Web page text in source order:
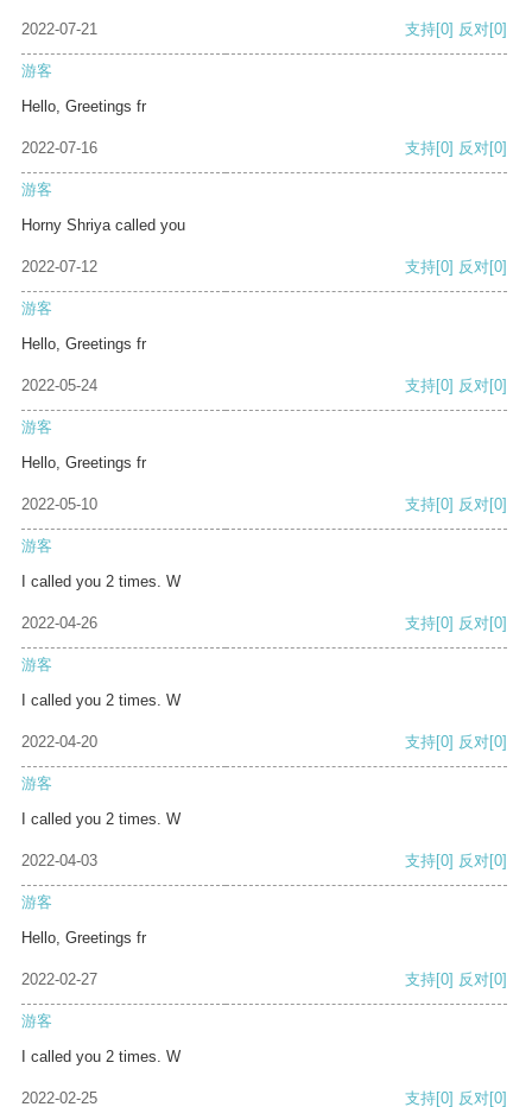
2022-07-21 支持[0] 反对[0]
游客
Hello, Greetings fr
2022-07-16 支持[0] 反对[0]
游客
Horny Shriya called you
2022-07-12 支持[0] 反对[0]
游客
Hello, Greetings fr
2022-05-24 支持[0] 反对[0]
游客
Hello, Greetings fr
2022-05-10 支持[0] 反对[0]
游客
I called you 2 times. W
2022-04-26 支持[0] 反对[0]
游客
I called you 2 times. W
2022-04-20 支持[0] 反对[0]
游客
I called you 2 times. W
2022-04-03 支持[0] 反对[0]
游客
Hello, Greetings fr
2022-02-27 支持[0] 反对[0]
游客
I called you 2 times. W
2022-02-25 支持[0] 反对[0]